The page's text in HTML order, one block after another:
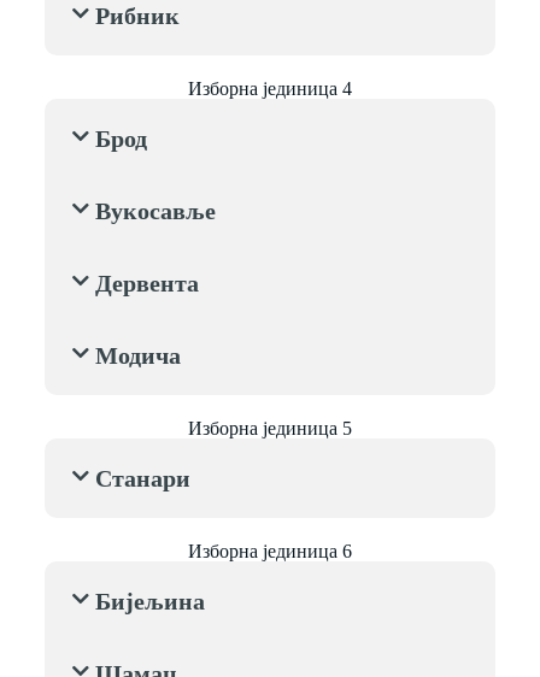
Рибник
Изборна јединица 4
Брод
Вукосавље
Дервента
Модича
Изборна јединица 5
Станари
Изборна јединица 6
Бијељина